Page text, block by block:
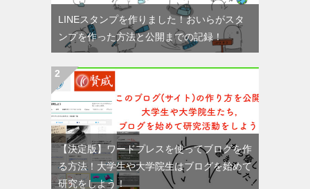
LINEスタンプを作りました！おいらがスタ
ンプを作った方法と公開までの記録！
【決定版】ワードプレスを使ってブログを作
る方法！大学生や大学院生はブログを始めて
研究をしよう！